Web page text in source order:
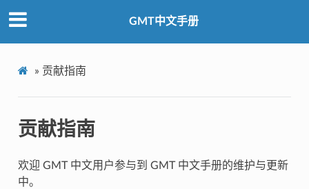
GMT中文手册
» 贡献指南
贡献指南
欢迎 GMT 中文用户参与到 GMT 中文手册的维护与更新
中。